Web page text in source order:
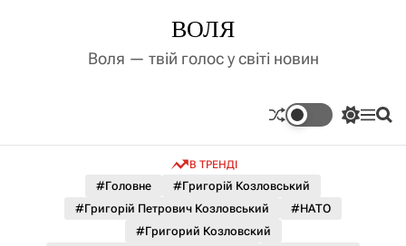
д
ВОЛЯ
Воля — твій голос у світі новин
П
к
М П
В ТРЕНДІ
#Головне
#Григорій Козловський
#Григорій Петрович Козловський
#НАТО
#Григорий Козловский